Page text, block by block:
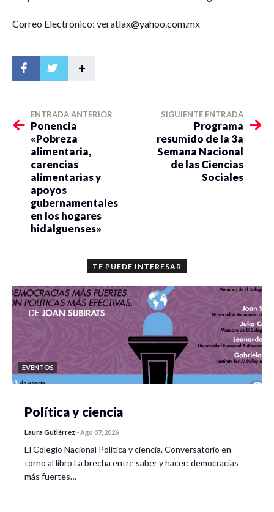
Correo Electrónico: veratlax@yahoo.com.mx
+
ENTRADA ANTERIOR
Ponencia
«Pobreza
alimentaria,
carencias
alimentarias y
apoyos
gubernamentales
en los hogares
hidalguenses»
SIGUIENTE ENTRADA
Programa
resumido de la 3a
Semana Nacional
de las Ciencias
Sociales
TE PUEDE INTERESAR
EVENTOS
Política y ciencia
Laura Gutiérrez -Ago 07, 2026
El Colegio Nacional Política y ciencia. Conversatorio en
torno al libro La brecha entre saber y hacer: democracias
más fuertes…